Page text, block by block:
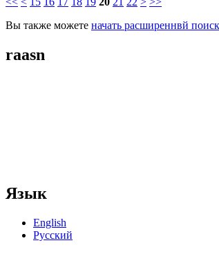
Вы также можете начать расширеннвй
raasn
Язык
English
Русский